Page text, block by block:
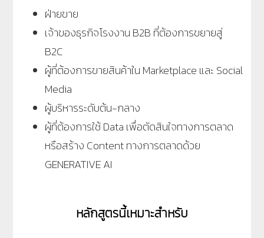
ฝ่ายขาย
เจ้าของธุรกิจโรงงาน B2B ที่ต้องการขยายสู่
B2C
ผู้ที่ต้องการขายสินค้าใน Marketplace และ Social
Media
ผู้บริหารระดับต้น-กลาง
ผู้ที่ต้องการใช้ Data เพื่อตัดสินใจทางการตลาด
หรือสร้าง Content ทางการตลาดด้วย
GENERATIVE AI
หลักสูตรนี้เหมาะสำหรับ